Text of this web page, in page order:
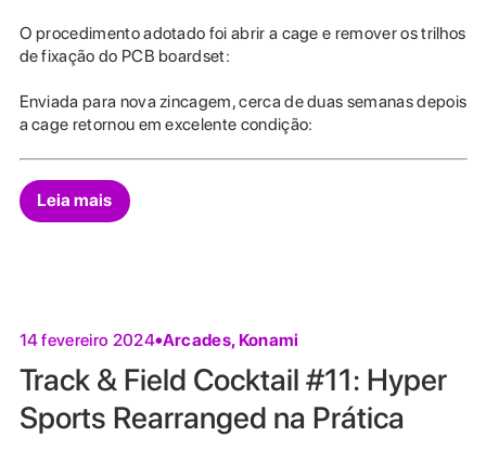
O procedimento adotado foi abrir a cage e remover os trilhos
de fixação do PCB boardset:
Enviada para nova zincagem, cerca de duas semanas depois
a cage retornou em excelente condição:
Leia mais
14 fevereiro 2024 Arcades, Konami
Track & Field Cocktail #11: Hyper
Sports Rearranged na Prática